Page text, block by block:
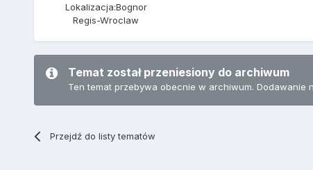
Lokalizacja:Bognor
Regis-Wroclaw
Temat został przeniesiony do archiwum
Ten temat przebywa obecnie w archiwum. Dodawanie
Przejdź do listy tematów